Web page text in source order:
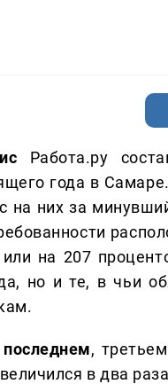
Работа.ру
года в
на них за
или на 207
но и те, в чьи
,
в два